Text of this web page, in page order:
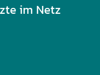
im Netz